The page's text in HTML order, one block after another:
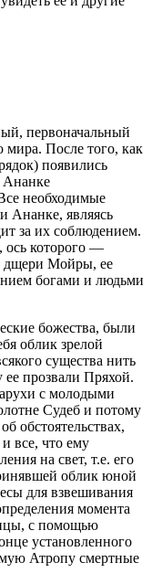
первоначальный
мира. После того, как
появились
Ананке
необходимые
Ананке, являясь
за их соблюдением.
ось которого —
дщери Мойры, ее
богами и людьми
божества, были
облик зрелой
существа нить
прозвали Пряхой.
с молодыми
Судеб и потому
обстоятельствах,
все, что ему
на свет, т.е. его
облик юной
для взвешивания
момента
с помощью
установленного
Атропу смертные